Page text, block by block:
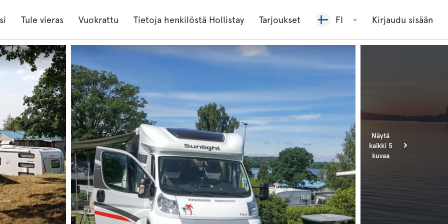
Tule vieras Vuokrattu Tietoja henkilöstä Hollistay Tarjoukset FI Kirjaudu sisään
Näytä
kaikki 5
kuvaa